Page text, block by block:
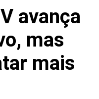
avança
mas
mais